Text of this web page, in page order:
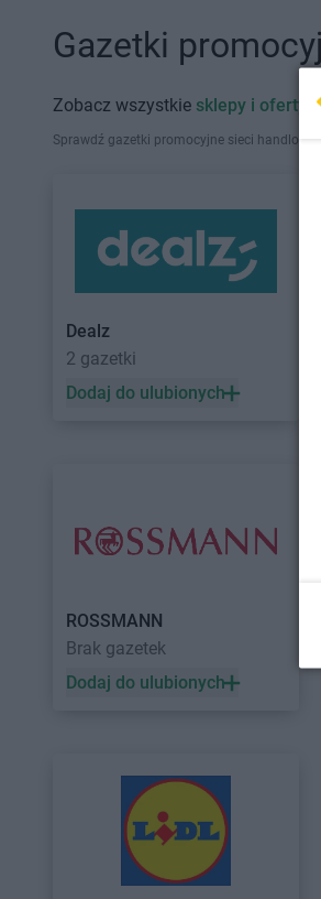
Gazetki
Zobacz wszystkie sklepy i oferty
Sprawdź gazetki promocyjne sieci
Dealz
2 gazetki
Dodaj do ulubionych
ROSSMANN
Brak gazetek
Dodaj do ulubionych